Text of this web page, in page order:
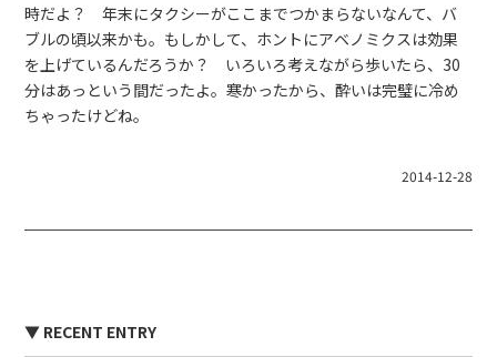
時だよ？ 年末にタクシーがここまでつかまらないなんて、バ
ブルの頃以来かも。もしかして、ホントにアベノミクスは効果
を上げているんだろうか？ いろいろ考えながら歩いたら、30
分はあっという間だったよ。寒かったから、酔いは完璧に冷め
ちゃったけどね。
2014-12-28
▼ RECENT ENTRY